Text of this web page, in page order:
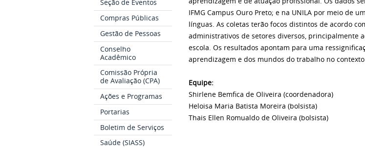
Seção de Eventos
Compras Públicas
Gestão de Pessoas
Conselho
Acadêmico
Comissão Própria
de Avaliação (CPA)
Ações e Programas
Portarias
Boletim de Serviços
Saúde (SIASS)
IFMG Campus Ouro Preto; e na UNILA por meio de
línguas. As coletas terão focos distintos de acordo
administrativos de setores diversos, principalmente
escola. Os resultados apontam para uma
aprendizagem e dos mundos do trabalho no contexto
Equipe:
Shirlene Bemfica de Oliveira (coordenadora)
Heloisa Maria Batista Moreira (bolsista)
Thais Ellen Romualdo de Oliveira (bolsista)